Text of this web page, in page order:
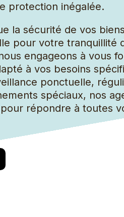
protection inégalée.
la sécurité de vos
pour votre tranquillité
engageons à vous
à vos besoins
ponctuelle,
spéciaux, nos
répondre à toutes